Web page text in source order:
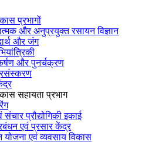
प्रभागों
और अनुप्रयुक्त रसायन विज्ञान
और जंग
और पुनर्चक्रण
सहायता प्रभाग
प्रौद्योगिकी इकाई
एवं प्रसार केंद्र
एवं व्यवसाय विकास